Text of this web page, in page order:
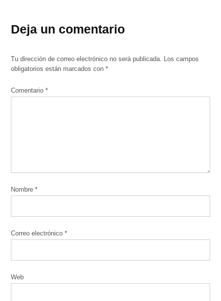
Deja un comentario
Tu dirección de correo electrónico no será publicada. Los campos
obligatorios están marcados con*
Comentario*
Nombre*
Correo electrónico*
Web